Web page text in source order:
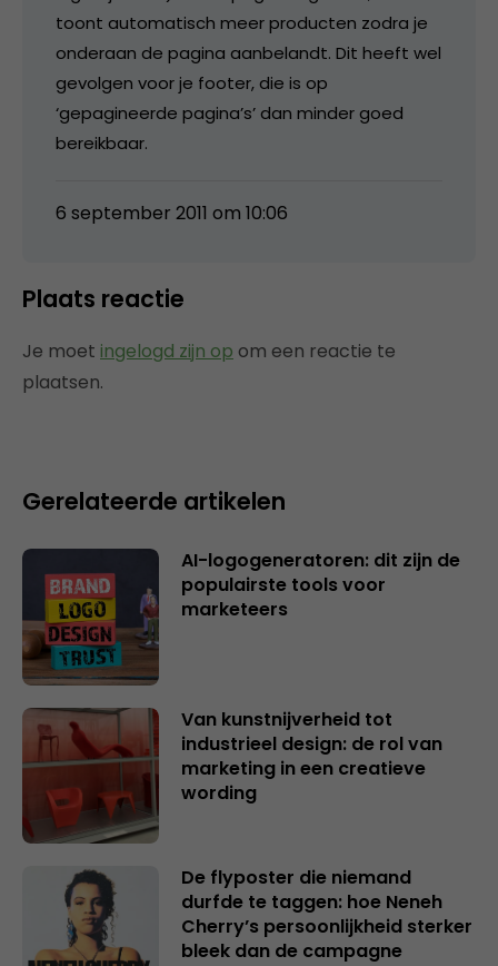
toont automatisch meer producten zodra je
onderaan de pagina aanbelandt. Dit heeft wel
gevolgen voor je footer, die is op
‘gepagineerde pagina’s’ dan minder goed
bereikbaar.
6 september 2011 om 10:06
Plaats reactie
Je moet ingelogd zijn op om een reactie te
plaatsen.
Gerelateerde artikelen
AI-logogeneratoren: dit zijn de
populairste tools voor
marketeers
Van kunstnijverheid tot
industrieel design: de rol van
marketing in een creatieve
wording
De flyposter die niemand
durfde te taggen: hoe Neneh
Cherry’s persoonlijkheid sterker
bleek dan de campagne